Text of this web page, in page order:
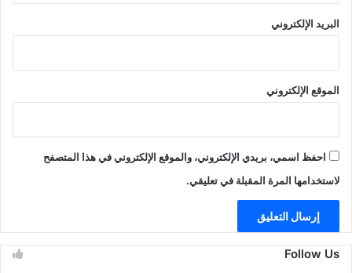
البريد الإلكتروني
الموقع الإلكتروني
احفظ اسمي، بريدي الإلكتروني، والموقع الإلكتروني في هذا المتصفح
لاستخدامها المرة المقبلة في تعليقي.
Follow Us